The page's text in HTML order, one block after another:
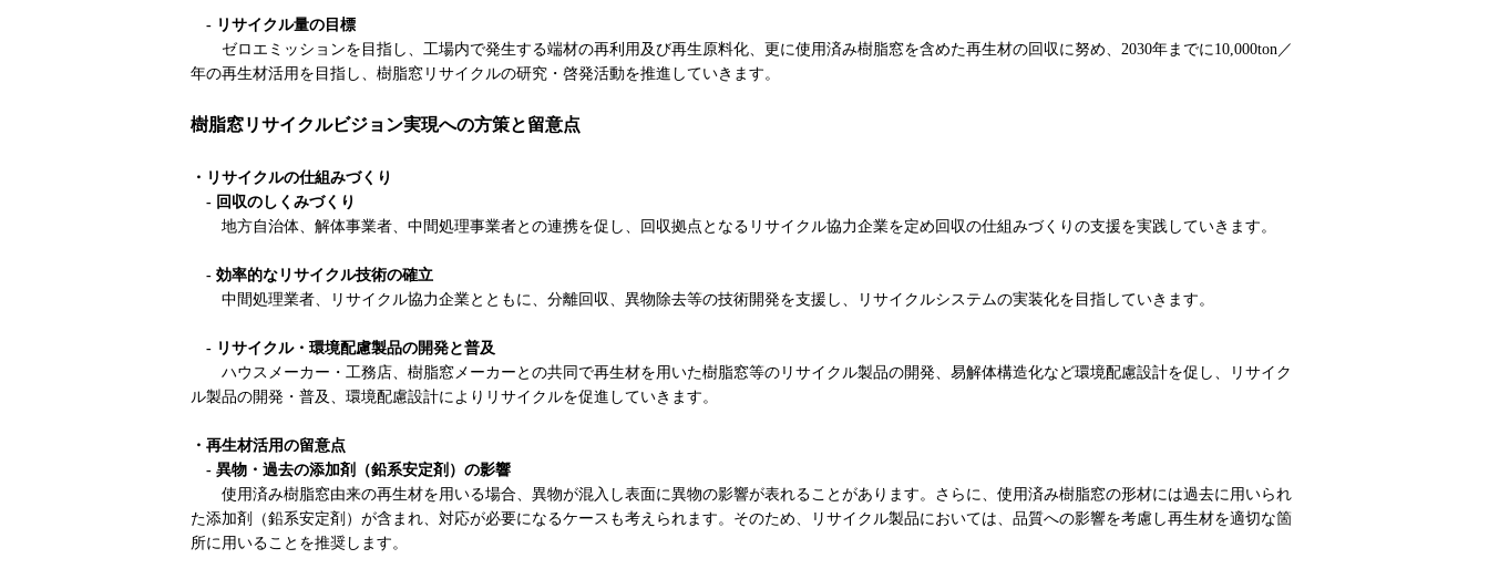
- リサイクル量の目標
ゼロエミッションを目指し、工場内で発生する端材の再利用及び再生原料化、更に使用済み樹脂窓を含めた再生材の回収に努め、2030年までに10,000ton／
年の再生材活用を目指し、樹脂窓リサイクルの研究・啓発活動を推進していきます。
樹脂窓リサイクルビジョン実現への方策と留意点
・リサイクルの仕組みづくり
- 回収のしくみづくり
地方自治体、解体事業者、中間処理事業者との連携を促し、回収拠点となるリサイクル協力企業を定め回収の仕組みづくりの支援を実践していきます。
- 効率的なリサイクル技術の確立
中間処理業者、リサイクル協力企業とともに、分離回収、異物除去等の技術開発を支援し、リサイクルシステムの実装化を目指していきます。
- リサイクル・環境配慮製品の開発と普及
ハウスメーカー・工務店、樹脂窓メーカーとの共同で再生材を用いた樹脂窓等のリサイクル製品の開発、易解体構造化など環境配慮設計を促し、リサイク
ル製品の開発・普及、環境配慮設計によりリサイクルを促進していきます。
・再生材活用の留意点
- 異物・過去の添加剤（鉛系安定剤）の影響
使用済み樹脂窓由来の再生材を用いる場合、異物が混入し表面に異物の影響が表れることがあります。さらに、使用済み樹脂窓の形材には過去に用いられ
た添加剤（鉛系安定剤）が含まれ、対応が必要になるケースも考えられます。そのため、リサイクル製品においては、品質への影響を考慮し再生材を適切な箇
所に用いることを推奨します。